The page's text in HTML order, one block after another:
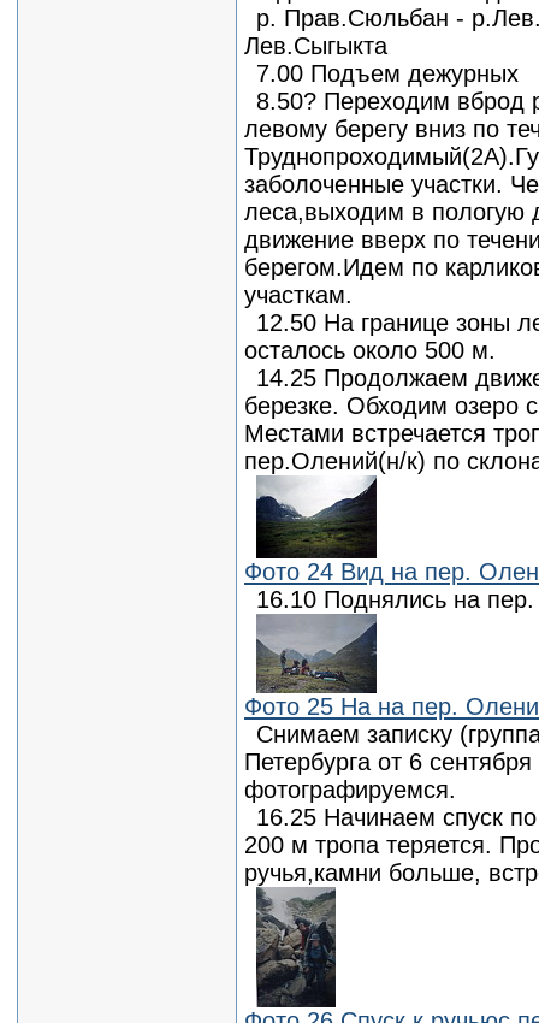
р. Прав.Сюльбан -
Лев.Сыгыкта
7.00 Подъем дежурных
8.50? Переходим вброд
левому берегу вниз по
заболоченные участки.
леса,выходим в
движение вверх по
берегом.Идем по
участкам.
12.50 На границе зоны
осталось около 500 м.
14.25 Продолжаем
березке. Обходим озеро
Местами встречается
пер.Олений(н/к) по
Фото 24 Вид на пер.
16.10 Поднялись на
Фото 25 На на пер.
Снимаем записку
Петербурга от 6
фотографируемся.
16.25 Начинаем спуск
200 м тропа теряется.
ручья,камни больше,